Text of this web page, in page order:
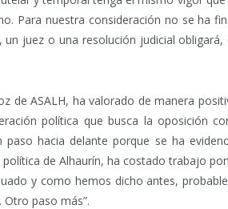
Para nuestra consideración no se ha
un juez o una resolución judicial
de ASALH, ha valorado de manera
política que busca la oposición
paso hacia delante porque se ha
de Alhaurín, ha costado trabajo
y como hemos dicho antes,
paso más”.